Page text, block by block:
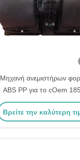
Μηχανή ανεμιστήρων
ABS PP για το cOem
2195206 1854877
σειράς Scania Γ Π
Βρείτε την καλύτερη